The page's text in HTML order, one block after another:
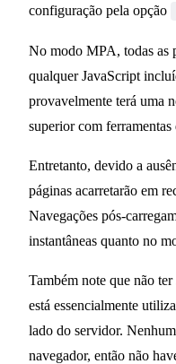
Implantação
Manipulando Ativos
Frontmatter
Usando Vue em
configuração pela opção
No modo MPA, todas as
qualquer JavaScript
provavelmente terá uma
superior com ferramentas
Entretanto, devido a
páginas acarretarão em
Navegações pós-
instantâneas quanto no
Também note que não
está essencialmente
lado do servidor.
navegador, então não